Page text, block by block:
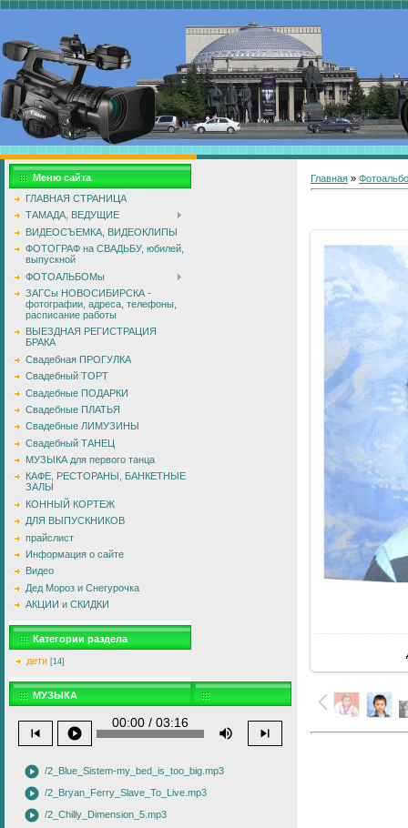
Меню сайта
ГЛАВНАЯ СТРАНИЦА
ТАМАДА, ВЕДУЩИЕ
ВИДЕОСЪЕМКА, ВИДЕОКЛИПЫ
ФОТОГРАФ на СВАДЬБУ, юбилей,
выпускной
ФОТОАЛЬБОМы
ЗАГСы НОВОСИБИРСКА -
фотографии, адреса, телефоны,
расписание работы
ВЫЕЗДНАЯ РЕГИСТРАЦИЯ
БРАКА
Свадебная ПРОГУЛКА
Свадебный ТОРТ
Свадебные ПОДАРКИ
Свадебные ПЛАТЬЯ
Свадебные ЛИМУЗИНЫ
Свадебный ТАНЕЦ
МУЗЫКА для первого танца
КАФЕ, РЕСТОРАНЫ, БАНКЕТНЫЕ
ЗАЛЫ
КОННЫЙ КОРТЕЖ
ДЛЯ ВЫПУСКНИКОВ
прайслист
Информация о сайте
Видео
Дед Мороз и Снегурочка
АКЦИИ и СКИДКИ
Категории раздела
дети [14]
МУЗЫКА
skip_previous play_circle
00:00 / 03:16
volume_up skip_next
play_circle /2_Blue_Sistem-my_bed_is_too_big.mp3
play_circle /2_Bryan_Ferry_Slave_To_Live.mp3
play_circle /2_Chilly_Dimension_5.mp3
Главная »